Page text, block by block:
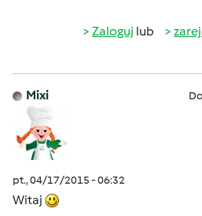
Zaloguj lub
Mixi
pt., 04/17/2015 - 06:32
Witaj